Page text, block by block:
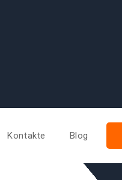
Kontakte Blog